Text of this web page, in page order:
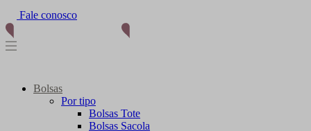
Fale conosco
Bolsas
Por tipo
Bolsas Tote
Bolsas Sacola